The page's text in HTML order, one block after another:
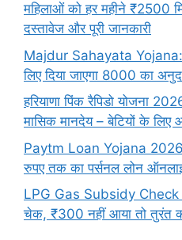
महिलाओं को हर महीने ₹2500
दस्तावेज और पूरी जानकारी
Majdur Sahayata
लिए दिया जाएगा 8000 का
हरियाणा पिंक रैपिडो योजना
मासिक मानदेय – बेटियों के लिए
Paytm Loan Yojana
रुपए तक का पर्सनल लोन
LPG Gas Subsidy
चेक, ₹300 नहीं आया तो तुरंत